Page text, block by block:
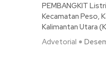
PEMBANGKIT
Kecamatan Peso,
Kalimantan Utara
Advetorial